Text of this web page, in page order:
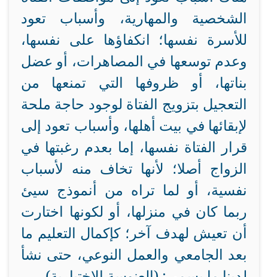
الشخصية والمهارية، وأسباب تعود
للأسرة نفسها؛ انكفاؤها على نفسها،
وعدم توسعها في المصاهرات، أو عضل
بناتها، أو ظروفها التي تمنعها من
التعجيل بتزويج الفتاة لوجود حاجة ملحة
لإبقائها في بيت أهلها، وأسباب تعود إلى
قرار الفتاة نفسها، إما بعدم رغبتها في
الزواج أصلا؛ لأنها تخاف منه لأسباب
نفسية، أو لما تراه من أنموذج سيئ
ربما كان في منزلها، أو لكونها اختارت
أن تعيش لهدف آخر؛ كإكمال التعليم ما
بعد الجامعي والعمل النوعي، حتى نشأ